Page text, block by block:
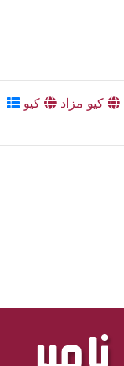
كيو مزاد
كيو